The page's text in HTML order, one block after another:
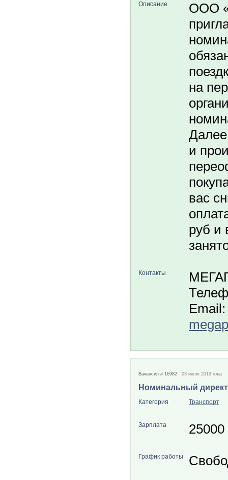
Описание
ООО
на
и
вас
руб и
Контакты
Email:
Вакансия # 16982 03 июля 2019 года
Номинальный
Категория Транспорт
Зарплата 25000
График работы